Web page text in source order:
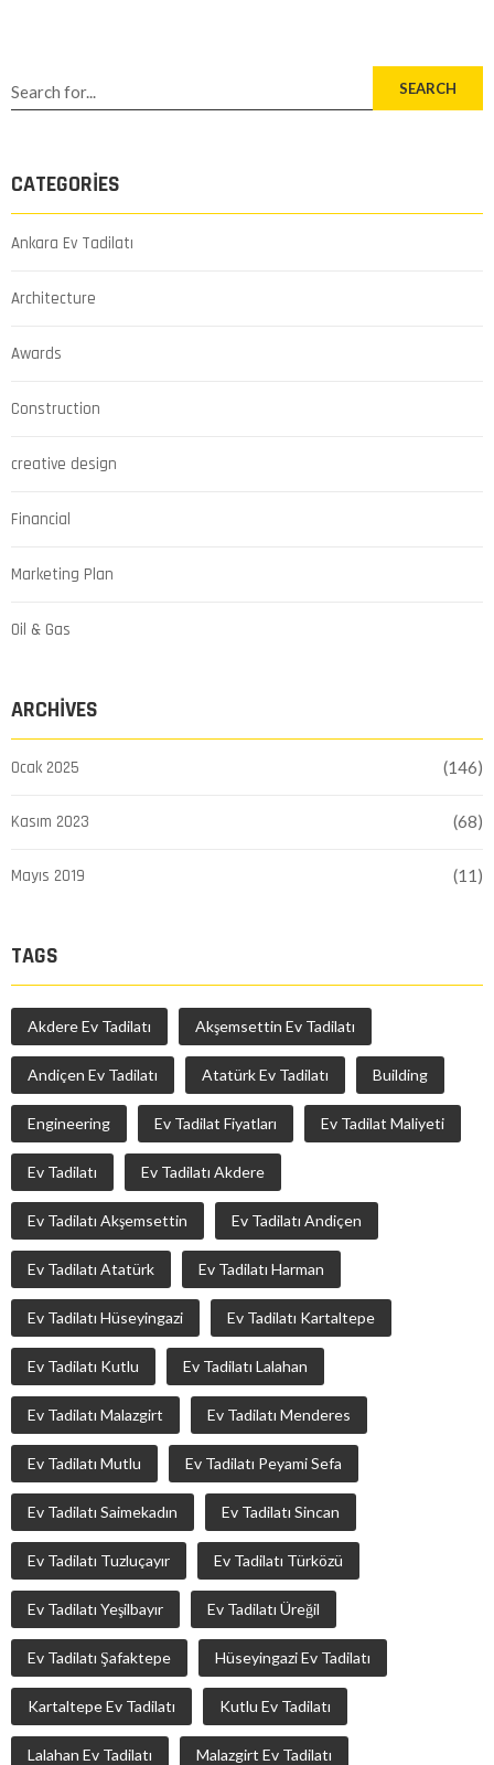
SEARCH
CATEGORIES
Ankara Ev Tadilatı
Architecture
Awards
Construction
creative design
Financial
Marketing Plan
Oil & Gas
ARCHIVES
Ocak 2025 (146)
Kasım 2023 (68)
Mayıs 2019 (11)
TAGS
Akdere Ev Tadilatı Akşemsettin Ev Tadilatı
Andiçen Ev Tadilatı Atatürk Ev Tadilatı Building
Engineering Ev Tadilat Fiyatları Ev Tadilat Maliyeti
Ev Tadilatı Ev Tadilatı Akdere
Ev Tadilatı Akşemsettin Ev Tadilatı Andiçen
Ev Tadilatı Atatürk Ev Tadilatı Harman
Ev Tadilatı Hüseyingazi Ev Tadilatı Kartaltepe
Ev Tadilatı Kutlu Ev Tadilatı Lalahan
Ev Tadilatı Malazgirt Ev Tadilatı Menderes
Ev Tadilatı Mutlu Ev Tadilatı Peyami Sefa
Ev Tadilatı Saimekadın Ev Tadilatı Sincan
Ev Tadilatı Tuzluçayır Ev Tadilatı Türközü
Ev Tadilatı Yeşilbayır Ev Tadilatı Üreğil
Ev Tadilatı Şafaktepe Hüseyingazi Ev Tadilatı
Kartaltepe Ev Tadilatı Kutlu Ev Tadilatı
Lalahan Ev Tadilatı Malazgirt Ev Tadilatı